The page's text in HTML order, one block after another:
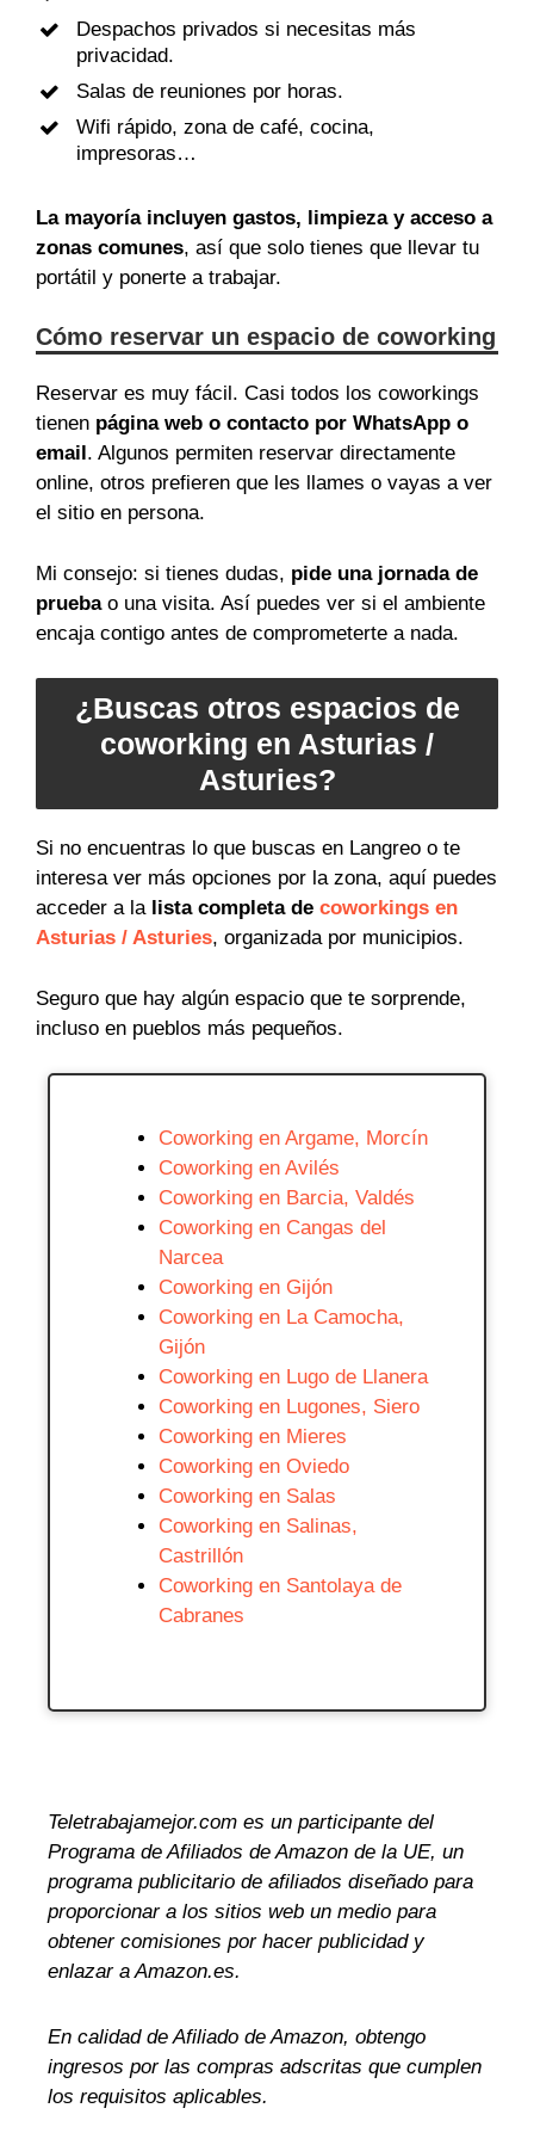
Despachos privados si necesitas más
privacidad.
Salas de reuniones por horas.
Wifi rápido, zona de café, cocina,
impresoras…
La mayoría incluyen gastos, limpieza y acceso a
zonas comunes, así que solo tienes que llevar tu
portátil y ponerte a trabajar.
Cómo reservar un espacio de coworking
Reservar es muy fácil. Casi todos los coworkings
tienen página web o contacto por WhatsApp o
email . Algunos permiten reservar directamente
online, otros prefieren que les llames o vayas a ver
el sitio en persona.
Mi consejo: si tienes dudas, pide una jornada de
pruebao una visita. Así puedes ver si el ambiente
encaja contigo antes de comprometerte a nada.
¿Buscas otros espacios de
coworking en Asturias /
Asturies?
Si no encuentras lo que buscas en Langreo o te
interesa ver más opciones por la zona, aquí puedes
acceder a lalista completa de coworkings en
Asturias / Asturies, organizada por municipios.
Seguro que hay algún espacio que te sorprende,
incluso en pueblos más pequeños.
Coworking en Argame, Morcín
Coworking en Avilés
Coworking en Barcia, Valdés
Coworking en Cangas del
Narcea
Coworking en Gijón
Coworking en La Camocha,
Gijón
Coworking en Lugo de Llanera
Coworking en Lugones, Siero
Coworking en Mieres
Coworking en Oviedo
Coworking en Salas
Coworking en Salinas,
Castrillón
Coworking en Santolaya de
Cabranes
Teletrabajamejor.com es un participante del
Programa de Afiliados de Amazon de la UE, un
programa publicitario de afiliados diseñado para
proporcionar a los sitios web un medio para
obtener comisiones por hacer publicidad y
enlazar a Amazon.es.
En calidad de Afiliado de Amazon, obtengo
ingresos por las compras adscritas que cumplen
los requisitos aplicables.